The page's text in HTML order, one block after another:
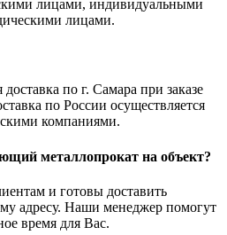
лицами, индивидуальными
лицами.
по г. Самара при заказе
по России осуществляется
компаниями.
металлопрокат на объект?
и готовы доставить
адресу. Наши менеджер помогут
время для Вас.